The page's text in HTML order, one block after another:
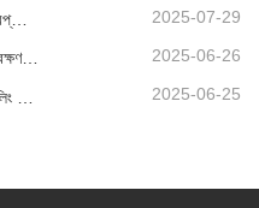
আমাদের ইনসুলেটিং গ্লাস প্রক্রিয়াকরণ সরঞ্জাম রপ্তানি নতুন উচ্চতায় পৌঁছেছে, যা বিশ্বব্যাপী সবুজ ভবনের উন্নয়নে অবদান রাখছে। 2025-07-29
সিএনসি ড্রিলিং এবং মিলিং মেশিন কিভাবে রক্ষণাবেক্ষণ করবেন? 2025-06-26
2025-06-25